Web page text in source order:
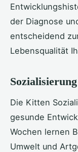
der Diagnose
entscheidend
Lebensqualität
Die Kitten
gesunde
Wochen lernen
Umwelt und